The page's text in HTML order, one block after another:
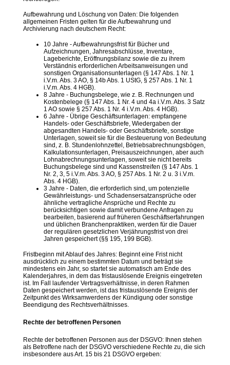
Aufbewahrung und Löschung von Daten: Die folgenden
allgemeinen Fristen gelten für die Aufbewahrung und
Archivierung nach deutschem Recht:
10 Jahre - Aufbewahrungsfrist für Bücher und
Aufzeichnungen, Jahresabschlüsse, Inventare,
Lageberichte, Eröffnungsbilanz sowie die zu ihrem
Verständnis erforderlichen Arbeitsanweisungen und
sonstigen Organisationsunterlagen (§ 147 Abs. 1 Nr. 1
i.V.m. Abs. 3 AO, § 14b Abs. 1 UStG, § 257 Abs. 1 Nr. 1
i.V.m. Abs. 4 HGB).
8 Jahre - Buchungsbelege, wie z. B. Rechnungen und
Kostenbelege (§ 147 Abs. 1 Nr. 4 und 4a i.V.m. Abs. 3 Satz
1 AO sowie § 257 Abs. 1 Nr. 4 i.V.m. Abs. 4 HGB).
6 Jahre - Übrige Geschäftsunterlagen: empfangene
Handels- oder Geschäftsbriefe, Wiedergaben der
abgesandten Handels- oder Geschäftsbriefe, sonstige
Unterlagen, soweit sie für die Besteuerung von Bedeutung
sind, z. B. Stundenlohnzettel, Betriebsabrechnungsbögen,
Kalkulationsunterlagen, Preisauszeichnungen, aber auch
Lohnabrechnungsunterlagen, soweit sie nicht bereits
Buchungsbelege sind und Kassenstreifen (§ 147 Abs. 1
Nr. 2, 3, 5 i.V.m. Abs. 3 AO, § 257 Abs. 1 Nr. 2 u. 3 i.V.m.
Abs. 4 HGB).
3 Jahre - Daten, die erforderlich sind, um potenzielle
Gewährleistungs- und Schadensersatzansprüche oder
ähnliche vertragliche Ansprüche und Rechte zu
berücksichtigen sowie damit verbundene Anfragen zu
bearbeiten, basierend auf früheren Geschäftserfahrungen
und üblichen Branchenpraktiken, werden für die Dauer
der regulären gesetzlichen Verjährungsfrist von drei
Jahren gespeichert (§§ 195, 199 BGB).
Fristbeginn mit Ablauf des Jahres: Beginnt eine Frist nicht
ausdrücklich zu einem bestimmten Datum und beträgt sie
mindestens ein Jahr, so startet sie automatisch am Ende des
Kalenderjahres, in dem das fristauslösende Ereignis eingetreten
ist. Im Fall laufender Vertragsverhältnisse, in deren Rahmen
Daten gespeichert werden, ist das fristauslösende Ereignis der
Zeitpunkt des Wirksamwerdens der Kündigung oder sonstige
Beendigung des Rechtsverhältnisses.
Rechte der betroffenen Personen
Rechte der betroffenen Personen aus der DSGVO: Ihnen stehen
als Betroffene nach der DSGVO verschiedene Rechte zu, die sich
insbesondere aus Art. 15 bis 21 DSGVO ergeben: